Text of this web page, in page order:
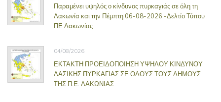
Παραμένει υψηλός ο κίνδυνος πυρκαγιάς σε όλη τη
Λακωνία και την Πέμπτη 06-08-2026 -Δελτίο Τύπου
ΠΕ Λακωνίας
04/08/2026
ΕΚΤΑΚΤΗ ΠΡΟΕΙΔΟΠΟΙΗΣΗ ΥΨΗΛΟΥ ΚΙΝΔΥΝΟΥ
ΔΑΣΙΚΗΣ ΠΥΡΚΑΓΙΑΣ ΣΕ ΟΛΟΥΣ ΤΟΥΣ ΔΗΜΟΥΣ
ΤΗΣ Π.Ε. ΛΑΚΩΝΙΑΣ